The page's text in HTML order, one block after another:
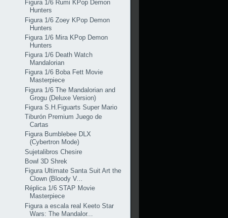
Figura 1/6 Rumi KPop Demon
Hunters
Figura 1/6 Zoey KPop Demon
Hunters
Figura 1/6 Mira KPop Demon
Hunters
Figura 1/6 Death Watch
Mandalorian
Figura 1/6 Boba Fett Movie
Masterpiece
Figura 1/6 The Mandalorian and
Grogu (Deluxe Version)
Figura S.H.Figuarts Super Mario
Tiburón Premium Juego de
Cartas
Figura Bumblebee DLX
(Cybertron Mode)
Sujetalibros Chesire
Bowl 3D Shrek
Figura Ultimate Santa Suit Art the
Clown (Bloody V...
Réplica 1/6 STAP Movie
Masterpiece
Figura a escala real Keeto Star
Wars: The Mandalor...